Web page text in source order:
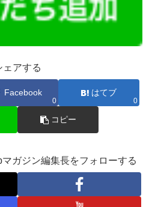
ェアする
Facebook
0
はてブ
0
コピー
ガジン編集長をフォローする